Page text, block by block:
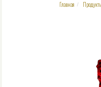
Главная /